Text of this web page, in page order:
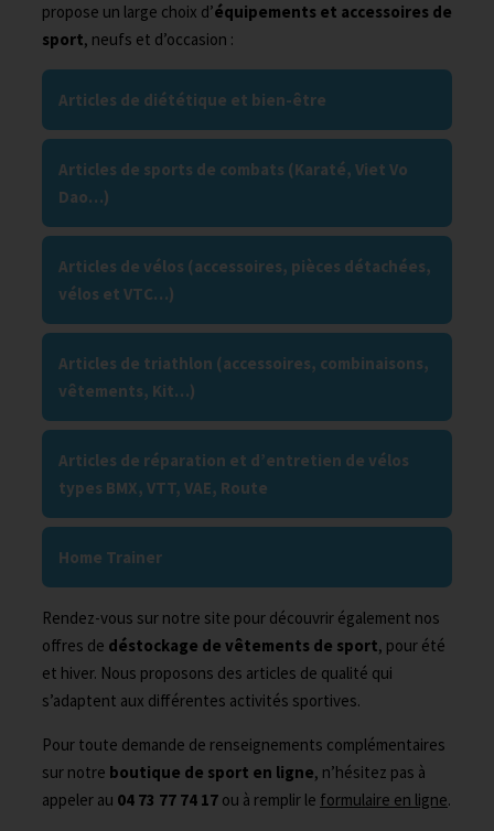
propose un large choix d’équipements et accessoires de
sport, neufs et d’occasion :
Articles de diététique et bien-être
Articles de sports de combats (Karaté, Viet Vo
Dao…)
Articles de vélos (accessoires, pièces détachées,
vélos et VTC…)
Articles de triathlon (accessoires, combinaisons,
vêtements, Kit…)
Articles de réparation et d’entretien de vélos
types BMX, VTT, VAE, Route
Home Trainer
Rendez-vous sur notre site pour découvrir également nos
offres de déstockage de vêtements de sport, pour été
et hiver. Nous proposons des articles de qualité qui
s’adaptent aux différentes activités sportives.
Pour toute demande de renseignements complémentaires
sur notre boutique de sport en ligne, n’hésitez pas à
appeler au 04 73 77 74 17 ou à remplir le formulaire en ligne.